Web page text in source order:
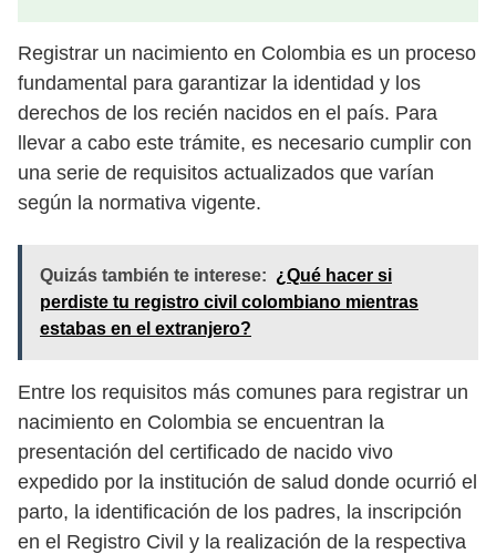
Registrar un nacimiento en Colombia es un proceso
fundamental para garantizar la identidad y los
derechos de los recién nacidos en el país. Para
llevar a cabo este trámite, es necesario cumplir con
una serie de requisitos actualizados que varían
según la normativa vigente.
Quizás también te interese: ¿Qué hacer si
perdiste tu registro civil colombiano mientras
estabas en el extranjero?
Entre los requisitos más comunes para registrar un
nacimiento en Colombia se encuentran la
presentación del certificado de nacido vivo
expedido por la institución de salud donde ocurrió el
parto, la identificación de los padres, la inscripción
en el Registro Civil y la realización de la respectiva